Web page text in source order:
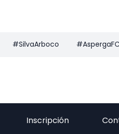
#SilvaArboco
Inscripción